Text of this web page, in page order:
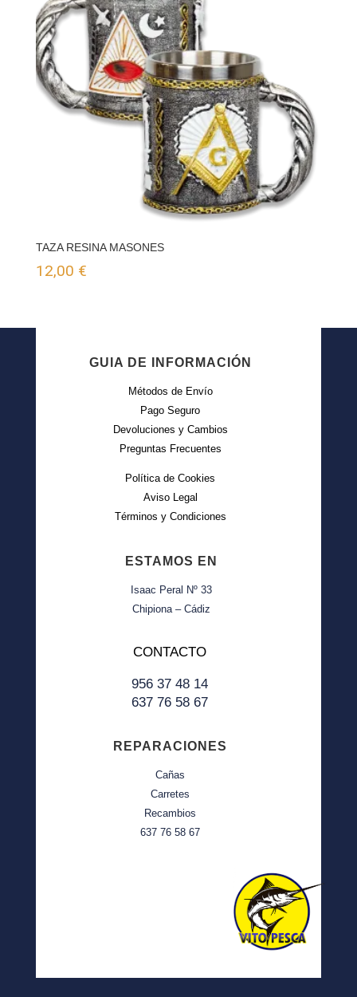
TAZA RESINA MASONES
12,00 €
GUIA DE INFORMACIÓN
Métodos de Envío
Pago Seguro
Devoluciones y Cambios
Preguntas Frecuentes
Política de Cookies
Aviso Legal
Términos y Condiciones
ESTAMOS EN
Isaac Peral Nº 33
Chipiona – Cádiz
CONTACTO
956 37 48 14
637 76 58 67
REPARACIONES
Cañas
Carretes
Recambios
637 76 58 67